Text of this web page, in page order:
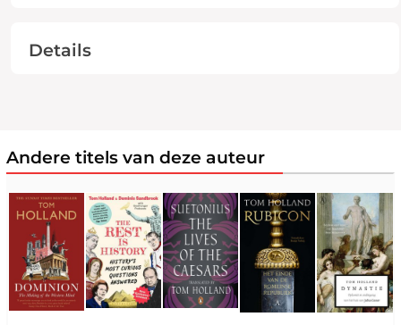
Details
Andere titels van deze auteur